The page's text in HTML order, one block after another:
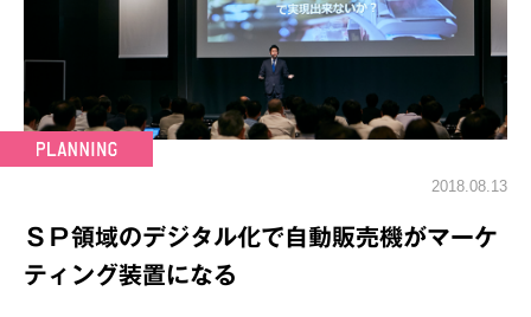
2018.08.13
ＳＰ領域のデジタル化で自動販売機がマーケ
ティング装置になる